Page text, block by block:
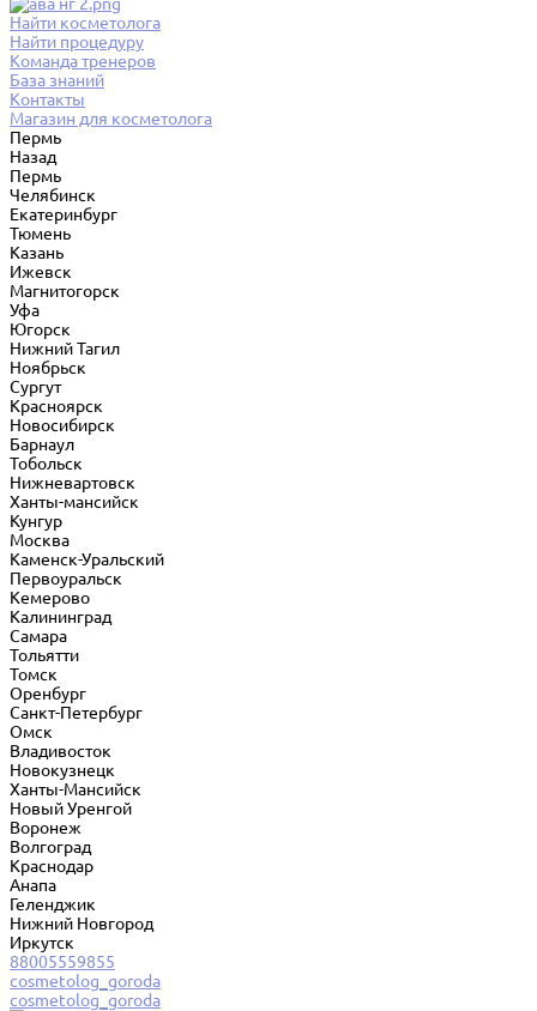
Найти косметолога
Найти процедуру
Команда тренеров
База знаний
Контакты
Магазин для косметолога
Пермь
Назад
Пермь
Челябинск
Екатеринбург
Тюмень
Казань
Ижевск
Магнитогорск
Уфа
Югорск
Нижний Тагил
Ноябрьск
Сургут
Красноярск
Новосибирск
Барнаул
Тобольск
Нижневартовск
Ханты-мансийск
Кунгур
Москва
Каменск-Уральский
Первоуральск
Кемерово
Калининград
Самара
Тольятти
Томск
Оренбург
Санкт-Петербург
Омск
Владивосток
Новокузнецк
Ханты-Мансийск
Новый Уренгой
Воронеж
Волгоград
Краснодар
Анапа
Геленджик
Нижний Новгород
Иркутск
88005559855
cosmetolog_goroda
cosmetolog_goroda